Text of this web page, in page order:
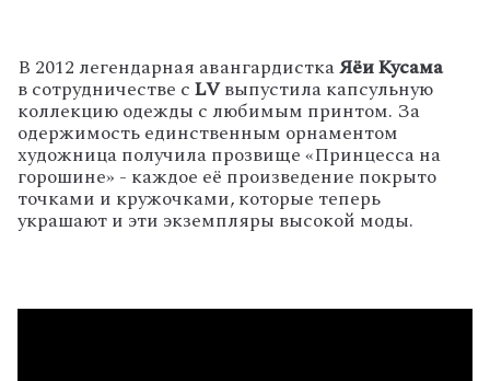
В 2012 легендарная авангардисткаЯёи Кусама
в сотрудничестве сLVвыпустила капсульную
коллекцию одежды с любимым принтом. За
одержимость единственным орнаментом
художница получила прозвище «Принцесса на
горошине» - каждое её произведение покрыто
точками и кружочками, которые теперь
украшают и эти экземпляры высокой моды.